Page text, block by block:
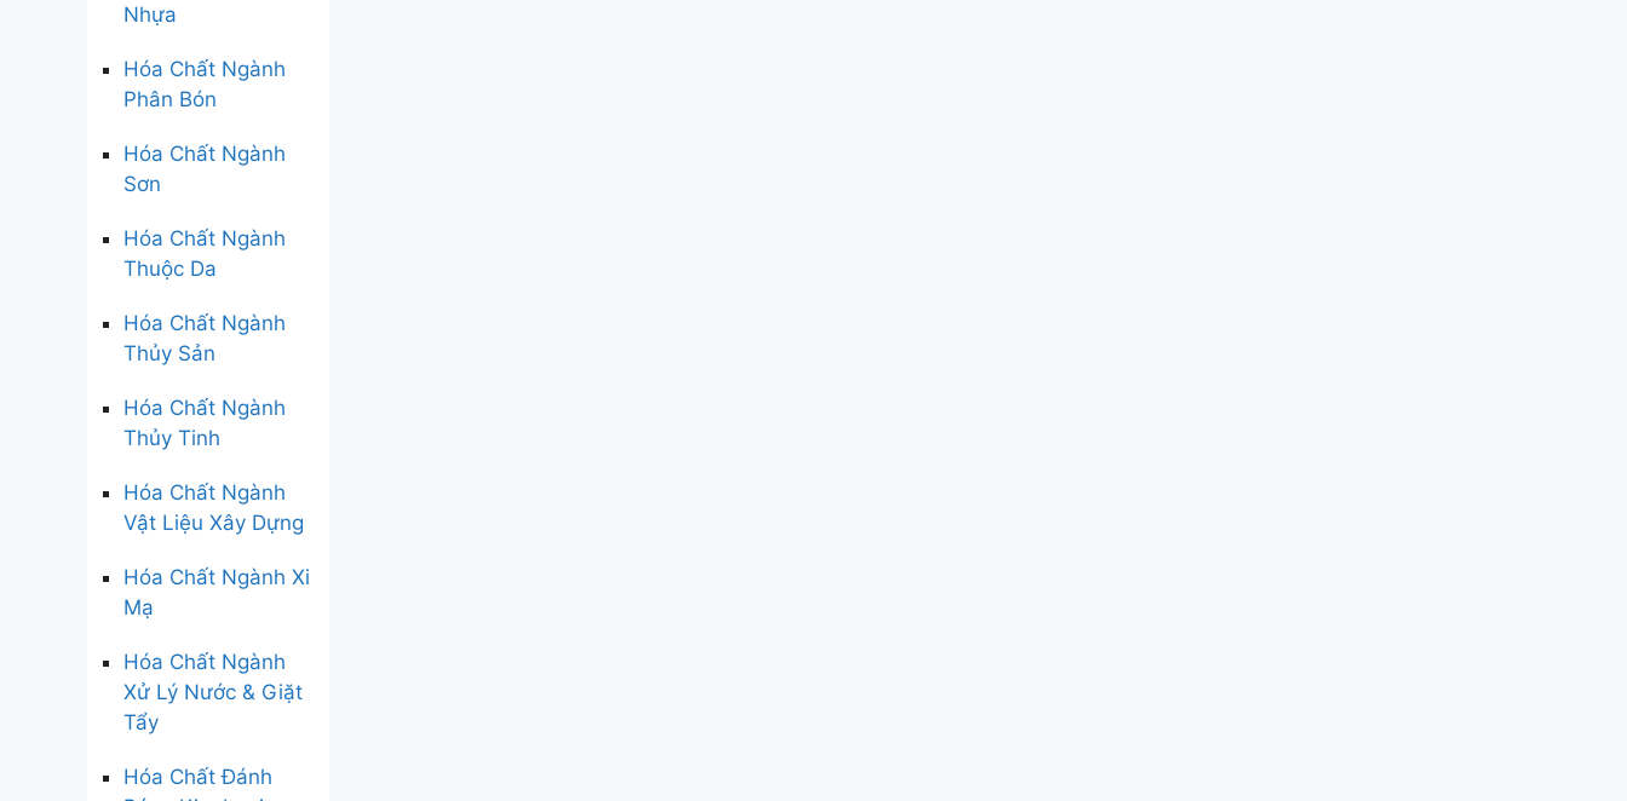
Nhựa
Hóa Chất Ngành
Phân Bón
Hóa Chất Ngành
Sơn
Hóa Chất Ngành
Thuộc Da
Hóa Chất Ngành
Thủy Sản
Hóa Chất Ngành
Thủy Tinh
Hóa Chất Ngành
Vật Liệu Xây Dựng
Hóa Chất Ngành Xi
Mạ
Hóa Chất Ngành
Xử Lý Nước & Giặt
Tẩy
Hóa Chất Đánh